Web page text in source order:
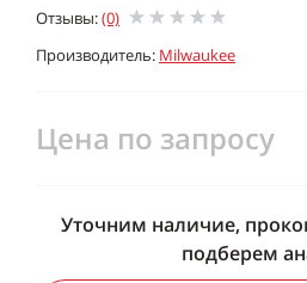
Отзывы:(0)
Производитель: Milwaukee
Цена по запросу
Уточним наличие,
подберем